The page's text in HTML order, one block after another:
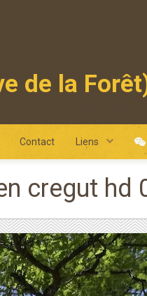
de la
Contact Liens
cregut hd